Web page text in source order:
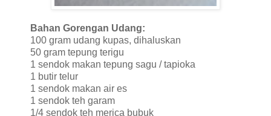
Bahan Gorengan Udang:
100 gram udang kupas, dihaluskan
50 gram tepung terigu
1 sendok makan tepung sagu / tapioka
1 butir telur
1 sendok makan air es
1 sendok teh garam
1/4 sendok teh merica bubuk